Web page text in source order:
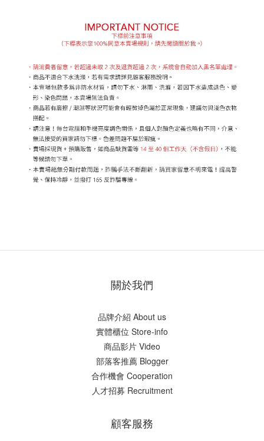
關於我們
品牌介紹 About us
實體櫃位 Store-info
商品影片 Video
部落客推薦 Blogger
合作機會 Cooperation
人才招募 Recruitment
顧客服務